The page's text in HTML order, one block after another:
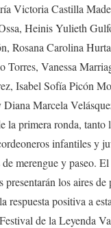
Victoria Castilla
Heinis Yulieth
Rosana Carolina
Torres, Vanessa
Isabel Sofía Picón
Marcela
la primera ronda, tanto
infantiles y
merengue y paseo.
presentarán los aires de
respuesta positiva a
de la Leyenda